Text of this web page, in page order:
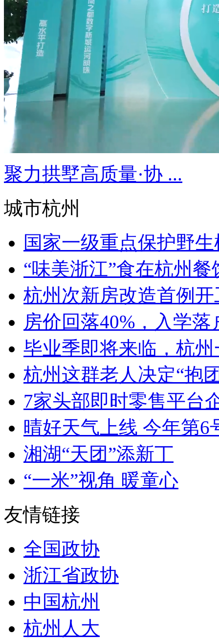
聚力拱墅高质量·协 ...
城市杭州
国家一级重点保护野
“味美浙江”食在杭州
杭州次新房改造首例
房价回落40%，入学
毕业季即将来临，杭
杭州这群老人决定“抱
7家头部即时零售平台
晴好天气上线 今年第6
湘湖“天团”添新丁
“一米”视角 暖童心
友情链接
全国政协
浙江省政协
中国杭州
杭州人大